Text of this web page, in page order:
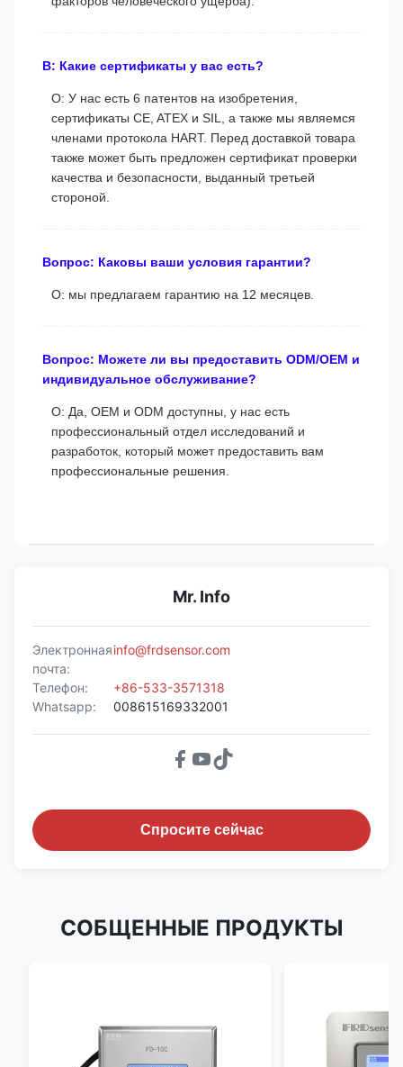
В: Какие сертификаты у вас есть?
О: У нас есть 6 патентов на изобретения,
сертификаты CE, ATEX и SIL, а также мы являемся
членами протокола HART. Перед доставкой товара
также может быть предложен сертификат проверки
качества и безопасности, выданный третьей
стороной.
Вопрос: Каковы ваши условия гарантии?
О: мы предлагаем гарантию на 12 месяцев.
Вопрос: Можете ли вы предоставить ODM/OEM и
индивидуальное обслуживание?
О: Да, OEM и ODM доступны, у нас есть
профессиональный отдел исследований и
разработок, который может предоставить вам
профессиональные решения.
Mr. Info
Электронная
почта:
info@frdsensor.com
Телефон:
+86-533-3571318
Whatsapp:
008615169332001
Спросите сейчас
СОБЩЕННЫЕ ПРОДУКТЫ